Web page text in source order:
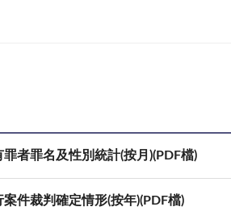
者罪名及性別統計(按月)(PDF檔)
件裁判確定情形(按年)(PDF檔)